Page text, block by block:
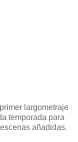
largometraje
temporada para
añadidas.